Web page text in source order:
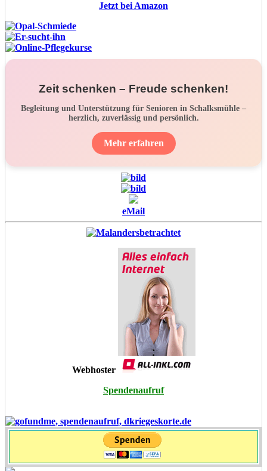
Jetzt bei Amazon
Zeit schenken – Freude schenken!
Begleitung und Unterstützung für Senioren in Schalksmühle –
herzlich, zuverlässig und persönlich.
Mehr erfahren
eMail
Webhoster
Spendenaufruf